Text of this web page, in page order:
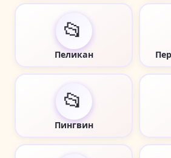
📂
Пеликан
📂
Пингвин